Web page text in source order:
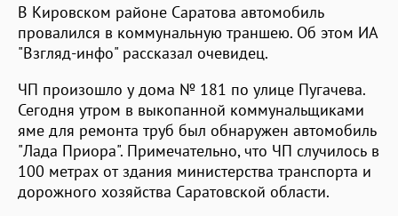
В Кировском районе Саратова автомобиль
провалился в коммунальную траншею. Об этом ИА
"Взгляд-инфо" рассказал очевидец.
ЧП произошло у дома № 181 по улице Пугачева.
Сегодня утром в выкопанной коммунальщиками
яме для ремонта труб был обнаружен автомобиль
"Лада Приора". Примечательно, что ЧП случилось в
100 метрах от здания министерства транспорта и
дорожного хозяйства Саратовской области.